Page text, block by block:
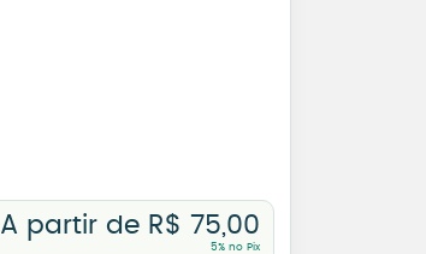
A partir de R$ 75,00
5% no Pix